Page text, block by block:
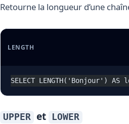
Retourne la longueur d’une
LENGTH
SELECT LENGTH('Bonjour')
UPPER et LOWER